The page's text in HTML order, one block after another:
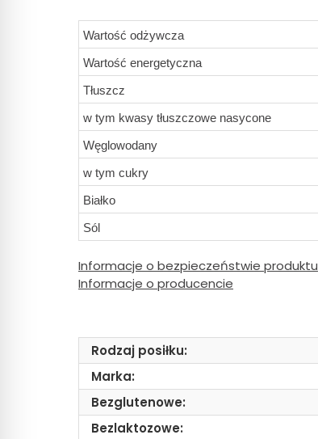
Wartość odżywcza
Wartość energetyczna
Tłuszcz
w tym kwasy tłuszczowe nasycone
Węglowodany
w tym cukry
Białko
Sól
Informacje o bezpieczeństwie produktu
Informacje o producencie
Rodzaj posiłku:
Marka:
Bezglutenowe:
Bezlaktozowe: